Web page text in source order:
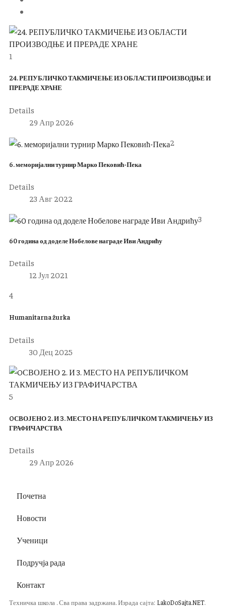
1
24. РЕПУБЛИЧКО ТАКМИЧЕЊЕ ИЗ ОБЛАСТИ ПРОИЗВОДЊЕ И
ПРЕРАДЕ ХРАНЕ
Details
29 Апр 2026
2
6. меморијални турнир Марко Пековић-Пека
Details
23 Авг 2022
3
60 година од доделе Нобелове награде Иви Андрићу
Details
12 Јул 2021
4
Humanitarna žurka
Details
30 Дец 2025
5
OСВОЈЕНО 2. И 3. МЕСТО НА РЕПУБЛИЧКОМ ТАКМИЧЕЊУ ИЗ
ГРАФИЧАРСТВА
Details
29 Апр 2026
Почетна
Новости
Ученици
Подручја рада
Контакт
Техничка школа . Сва права задржана. Израда сајта: LakoDoSajta.NET.